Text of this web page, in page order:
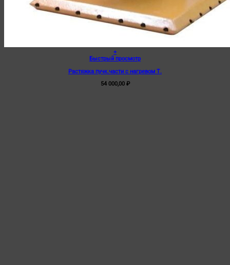
+
Быстрый просмотр
Растяжка пучк.части с нагревом Т.
54 000,00 ₽